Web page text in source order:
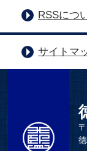
RSSにつ
サイトマ